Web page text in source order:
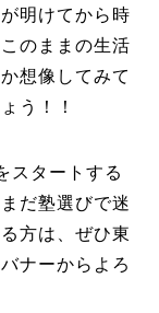
明けてから時
のままの生活
想像してみて
う！！
スタートする
だ塾選びで迷
方は、ぜひ東
ナーからよろ